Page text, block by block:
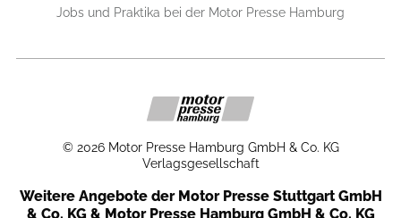
Jobs und Praktika bei der Motor Presse Hamburg
© 2026 Motor Presse Hamburg GmbH & Co. KG
Verlagsgesellschaft
Weitere Angebote der Motor Presse Stuttgart GmbH
& Co. KG & Motor Presse Hamburg GmbH & Co. KG